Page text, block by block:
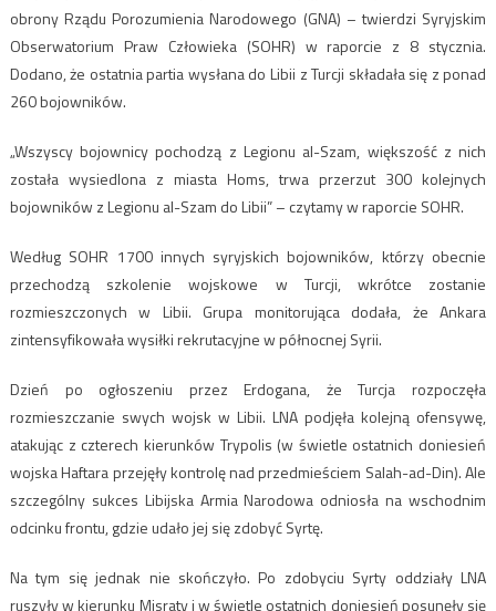
obrony Rządu Porozumienia Narodowego (GNA) – twierdzi Syryjskim
Obserwatorium Praw Człowieka (SOHR) w raporcie z 8 stycznia.
Dodano, że ​​ostatnia partia wysłana do Libii z Turcji składała się z ponad
260 bojowników.
„Wszyscy bojownicy pochodzą z Legionu al-Szam, większość z nich
została wysiedlona z miasta Homs, trwa przerzut 300 kolejnych
bojowników z Legionu al-Szam do Libii” – czytamy w raporcie SOHR.
Według SOHR 1700 innych syryjskich bojowników, którzy obecnie
przechodzą szkolenie wojskowe w Turcji, wkrótce zostanie
rozmieszczonych w Libii. Grupa monitorująca dodała, że ​​Ankara
zintensyfikowała wysiłki rekrutacyjne w północnej Syrii.
Dzień po ogłoszeniu przez Erdogana, że Turcja rozpoczęła
rozmieszczanie swych wojsk w Libii. LNA podjęła kolejną ofensywę,
atakując z czterech kierunków Trypolis (w świetle ostatnich doniesień
wojska Haftara przejęły kontrolę nad przedmieściem Salah-ad-Din). Ale
szczególny sukces Libijska Armia Narodowa odniosła na wschodnim
odcinku frontu, gdzie udało jej się zdobyć Syrtę.
Na tym się jednak nie skończyło. Po zdobyciu Syrty oddziały LNA
ruszyły w kierunku Misraty i w świetle ostatnich doniesień posunęły się